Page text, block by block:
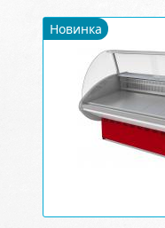
Новинка